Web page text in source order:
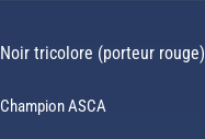
Noir tricolore (porteur rouge)
Champion ASCA